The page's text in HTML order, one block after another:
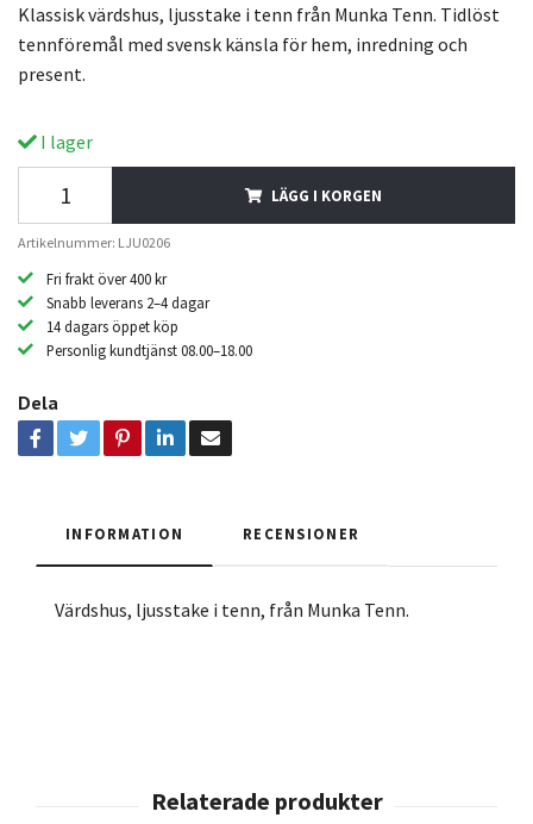
Klassisk värdshus, ljusstake i tenn från Munka Tenn. Tidlöst
tennföremål med svensk känsla för hem, inredning och
present.
I lager
LÄGG I KORGEN
Artikelnummer: LJU0206
Fri frakt över 400 kr
Snabb leverans 2–4 dagar
14 dagars öppet köp
Personlig kundtjänst 08.00–18.00
Dela
INFORMATION RECENSIONER
Värdshus, ljusstake i tenn, från Munka Tenn.